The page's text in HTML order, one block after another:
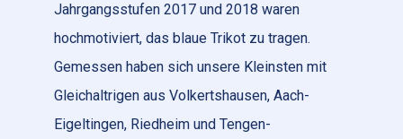
Jahrgangsstufen 2017 und 2018 waren
hochmotiviert, das blaue Trikot zu tragen.
Gemessen haben sich unsere Kleinsten mit
Gleichaltrigen aus Volkertshausen, Aach-
Eigeltingen, Riedheim und Tengen-